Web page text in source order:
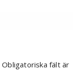
Obligatoriska fält är